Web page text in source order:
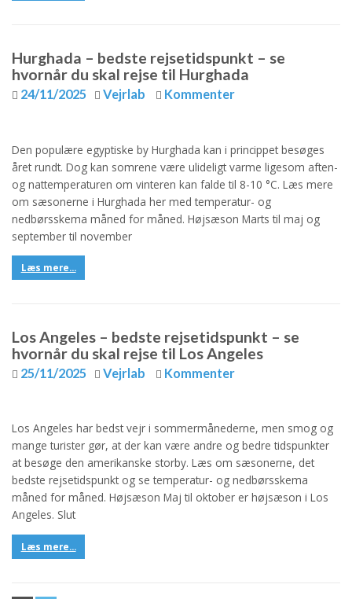
Hurghada – bedste rejsetidspunkt – se
hvornår du skal rejse til Hurghada
24/11/2025 Vejrlab Kommenter
Den populære egyptiske by Hurghada kan i princippet besøges
året rundt. Dog kan somrene være ulideligt varme ligesom aften-
og nattemperaturen om vinteren kan falde til 8-10 °C. Læs mere
om sæsonerne i Hurghada her med temperatur- og
nedbørsskema måned for måned. Højsæson Marts til maj og
september til november
Læs mere...
Los Angeles – bedste rejsetidspunkt – se
hvornår du skal rejse til Los Angeles
25/11/2025 Vejrlab Kommenter
Los Angeles har bedst vejr i sommermånederne, men smog og
mange turister gør, at der kan være andre og bedre tidspunkter
at besøge den amerikanske storby. Læs om sæsonerne, det
bedste rejsetidspunkt og se temperatur- og nedbørsskema
måned for måned. Højsæson Maj til oktober er højsæson i Los
Angeles. Slut
Læs mere...